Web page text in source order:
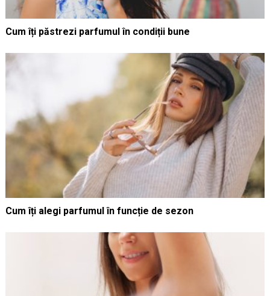
Cum îți păstrezi parfumul în condiții bune
Cum îți alegi parfumul în funcție de sezon